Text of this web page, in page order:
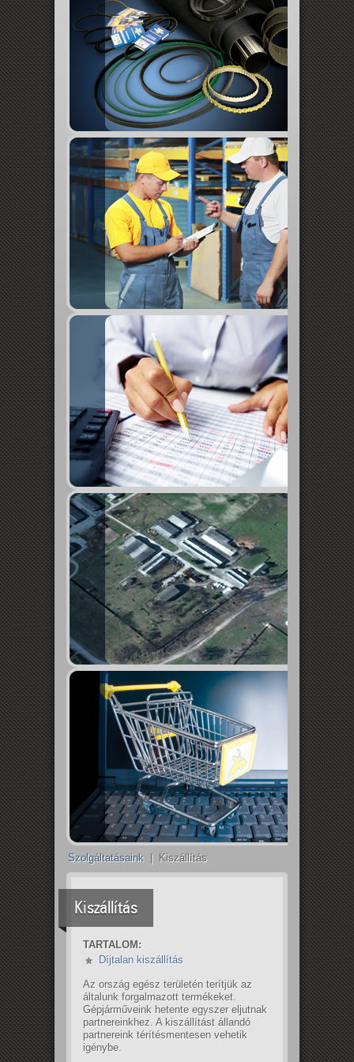
Szolgáltatásaink | Kiszállítás
Kiszállítás
TARTALOM:
Díjtalan kiszállítás
Az ország egész területén terítjük az
általunk forgalmazott termékeket.
Gépjárműveink hetente egyszer eljutnak
partnereinkhez. A kiszállítást állandó
partnereink térítésmentesen vehetik
igénybe.